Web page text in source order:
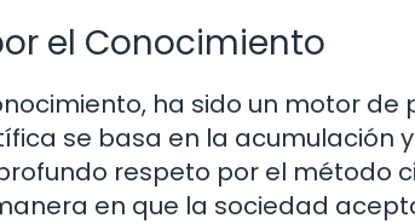
el Conocimiento
ha sido un motor de
se basa en la acumulación
respeto por el método
en que la sociedad